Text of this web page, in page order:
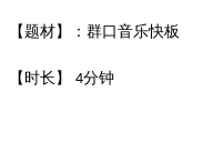
【题材】：群口音乐快板
【时长】 4分钟